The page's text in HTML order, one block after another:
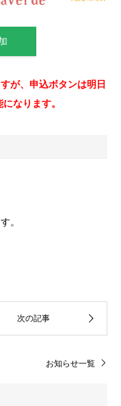
が、申込ボタンは明日
なります。
。
お知らせ一覧